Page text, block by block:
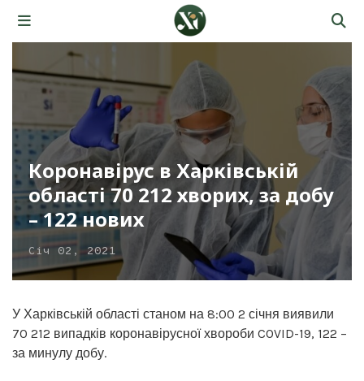
Коронавірус в Харківській
області 70 212 хворих, за добу
– 122 нових
Січ 02, 2021
У Харківській області станом на 8:00 2 січня виявили
70 212 випадків коронавірусної хвороби COVID-19, 122 –
за минулу добу.